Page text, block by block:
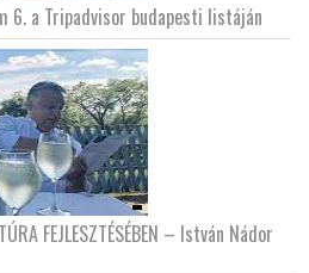
6. a Tripadvisor budapesti listáján
FEJLESZTÉSÉBEN – István Nádor